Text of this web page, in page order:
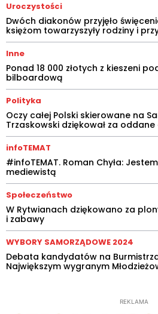
Uroczystości
Dwóch diakonów przyjęło
księżom towarzyszyły rodziny i
Inne
Ponad 18 000 złotych z kieszeni
bilboardową
Polityka
Oczy całej Polski skierowane na
Trzaskowski dziękował za oddane
infoTEMAT
#infoTEMAT. Roman Chyła:
mediewistą
Społeczeństwo
W Rytwianach dziękowano za
i zabawy
WYBORY SAMORZĄDOWE 2024
Debata kandydatów na
Największym wygranym
REKLAMA